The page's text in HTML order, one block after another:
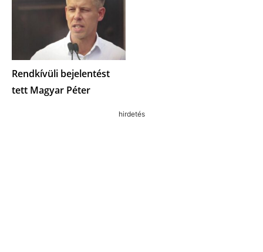
Rendkívüli bejelentést
tett Magyar Péter
hirdetés